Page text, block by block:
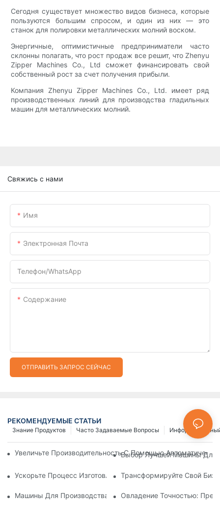
Сегодня существует множество видов бизнеса, которые
пользуются большим спросом, и один из них — это
станок для полировки металлических молний воском.
Энергичные, оптимистичные предприниматели часто
склонны полагать, что рост продаж все решит, что Zhenyu
Zipper Machines Co., Ltd сможет финансировать свой
собственный рост за счет получения прибыли.
Компания Zhenyu Zipper Machines Co., Ltd. имеет ряд
производственных линий для производства гладильных
машин для металлических молний.
Свяжись с нами
Имя
Электронная Почта
Телефон/WhatsApp
Содержание
ОТПРАВИТЬ ЗАПРОС СЕЙЧАС
РЕКОМЕНДУЕМЫЕ СТАТЬИ
Часто Задаваемые Вопросы
Знание Продуктов
Увеличьте Производительность С ПомощьюВыбор Лучшей Машины Для
Ускорьте Процесс Изготовления Застежек-Молний С
Трансформируйте Свой
Машины Для Производства Пластиковых Молний:
Овладение Точностью: